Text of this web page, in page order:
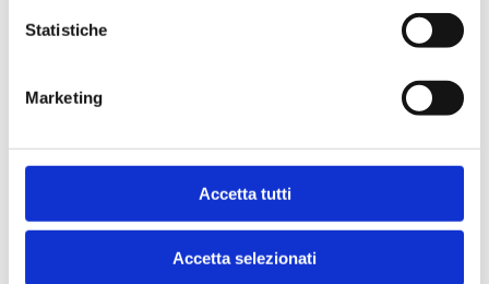
Statistiche
Marketing
Accetta tutti
Accetta selezionati
7/2025 CHIUSO
8/2025 CHIUSO
Avviso
11 NOVEMBRE
2025
16 DICEMBRE
04 DICEMBRE